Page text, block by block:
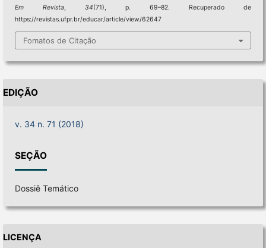
Em Revista,34(71), p. 69–82. Recuperado de
https://revistas.ufpr.br/educar/article/view/62647
Fomatos de Citação
EDIÇÃO
v. 34 n. 71 (2018)
SEÇÃO
Dossiê Temático
LICENÇA